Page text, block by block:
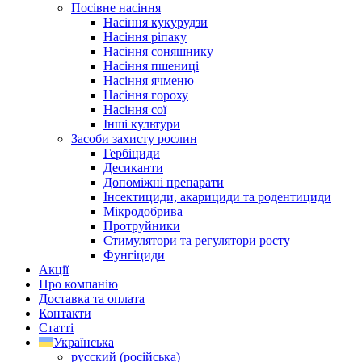
Посівне насіння
Насіння кукурудзи
Насіння ріпаку
Насіння соняшнику
Насіння пшениці
Насіння ячменю
Насіння гороху
Насіння сої
Інші культури
Засоби захисту рослин
Гербіциди
Десиканти
Допоміжні препарати
Інсектициди, акарициди та родентициди
Мікродобрива
Протруйники
Стимулятори та регулятори росту
Фунгіциди
Акції
Про компанію
Доставка та оплата
Контакти
Статті
Українська
русский (російська)